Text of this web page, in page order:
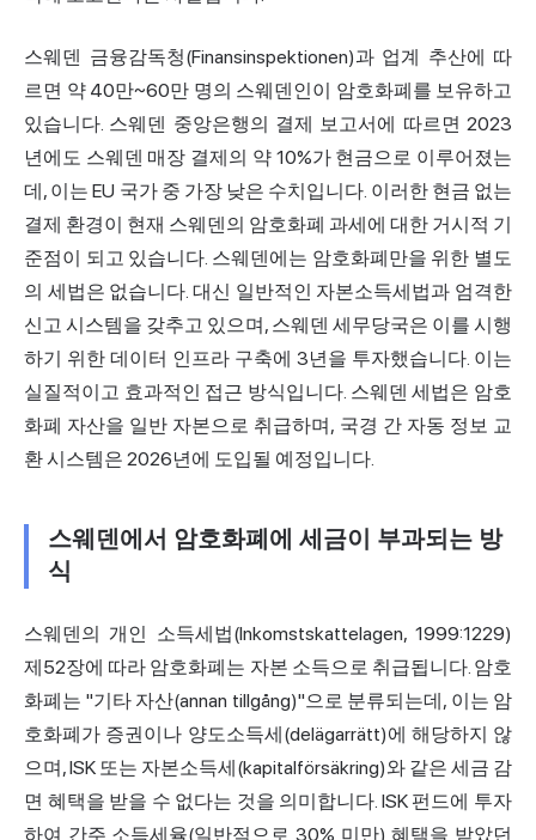
스웨덴 금융감독청(Finansinspektionen)과 업계 추산에 따
르면 약 40만~60만 명의 스웨덴인이 암호화폐를 보유하고
있습니다. 스웨덴 중앙은행의 결제 보고서에 따르면 2023
년에도 스웨덴 매장 결제의 약 10%가 현금으로 이루어졌는
데, 이는 EU 국가 중 가장 낮은 수치입니다. 이러한 현금 없는
결제 환경이 현재 스웨덴의 암호화폐 과세에 대한 거시적 기
준점이 되고 있습니다. 스웨덴에는 암호화폐만을 위한 별도
의 세법은 없습니다. 대신 일반적인 자본소득세법과 엄격한
신고 시스템을 갖추고 있으며, 스웨덴 세무당국은 이를 시행
하기 위한 데이터 인프라 구축에 3년을 투자했습니다. 이는
실질적이고 효과적인 접근 방식입니다. 스웨덴 세법은 암호
화폐 자산을 일반 자본으로 취급하며, 국경 간 자동 정보 교
환 시스템은 2026년에 도입될 예정입니다.
스웨덴에서 암호화폐에 세금이 부과되는 방
식
스웨덴의 개인 소득세법(Inkomstskattelagen, 1999:1229)
제52장에 따라 암호화폐는 자본 소득으로 취급됩니다. 암호
화폐는 "기타 자산(annan tillgång)"으로 분류되는데, 이는 암
호화폐가 증권이나 양도소득세(delägarrätt)에 해당하지 않
으며, ISK 또는 자본소득세(kapitalförsäkring)와 같은 세금 감
면 혜택을 받을 수 없다는 것을 의미합니다. ISK 펀드에 투자
하여 간주 소득세율(일반적으로 30% 미만) 혜택을 받았던